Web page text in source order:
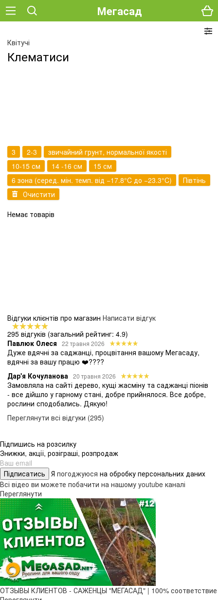
Мегасад
Квітучі
Клематиси
3 2-3
звичайний грунт, нормальної якості
10-15 см
14 -16 см
15 см
6 зона (серед. мін. темп. від −17.8°C до −23.3°C)
Півтінь
Очистити
Немає товарів
Відгуки клієнтів про магазин Написати відгук
295 відгуків (загальний рейтинг: 4.9)
Павлюк Олеся
22 травня 2026
Дуже вдячні за саджанці, процвітання вашому Мегасаду,
вдячні за вашу працю ❤️????
Дар'я Кочуланова 20 травня 2026
Замовляла на сайті дерево, кущі жасміну та саджанці піонів
- все дійшло у гарному стані, добре прийнялося. Все добре,
рослини сподобались. Дякую!
Переглянути всі відгуки (295)
Підпишись на розсилку
Знижки, акції, розіграші, розпродаж
Підписатись Я погоджуюся на обробку персональних даних
Всі відео ви можете побачити на нашому youtube каналі
Переглянути
ОТЗЫВЫ КЛИЕНТОВ - САЖЕНЦЫ "МЕГАСАД" | 100% соответствие